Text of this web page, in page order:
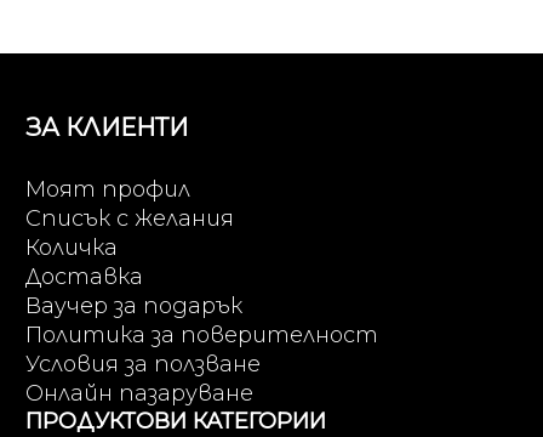
ЗА КЛИЕНТИ
Моят профил
Списък с желания
Количка
Доставка
Ваучер за подарък
Политика за поверителност
Условия за ползване
Онлайн пазаруване
ПРОДУКТОВИ КАТЕГОРИИ